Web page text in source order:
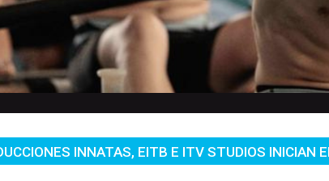
INNATAS, EITB E ITV STUDIOS INICIAN